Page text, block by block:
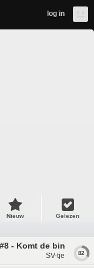
log in
Nieuw Gelezen
- Komt de
SV-tje 82